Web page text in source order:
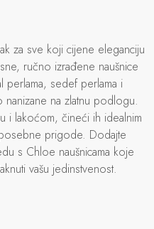
za sve koji cijene eleganciju
ručno izrađene naušnice
perlama, sedef perlama i
na zlatnu podlogu.
i lakoćom, čineći ih idealnim
prigode. Dodajte
s Chloe naušnicama koje
vašu jedinstvenost.